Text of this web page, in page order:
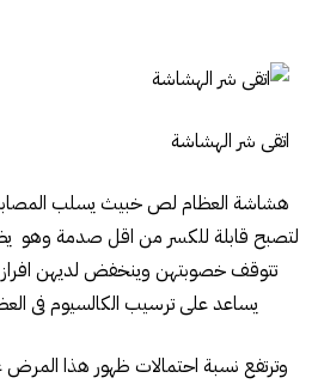
اتقى شر الهشاشة
هشاشة العظام لص خبيث يسلب
لتصبح قابلة للكسر من اقل صدمة وهو
تتوقف خصوبتهن وينخفض لديهن
يساعد على ترسيب الكالسيوم فى
وترتفع نسبة احتمالات ظهور هذا